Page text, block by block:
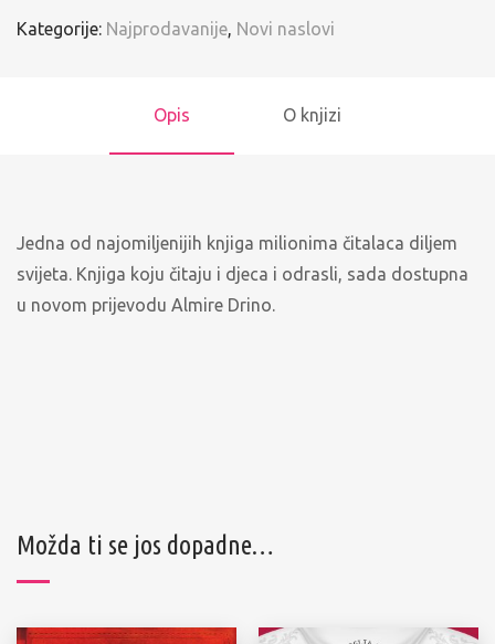
Kategorije: Najprodavanije, Novi naslovi
Opis O knjizi
Jedna od najomiljenijih knjiga milionima čitalaca diljem
svijeta. Knjiga koju čitaju i djeca i odrasli, sada dostupna
u novom prijevodu Almire Drino.
Možda ti se jos dopadne…